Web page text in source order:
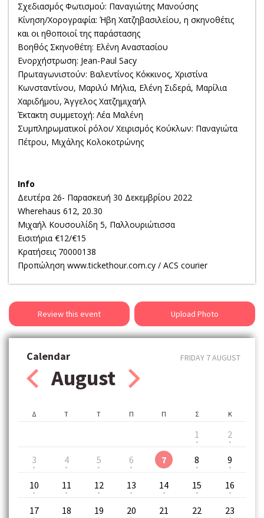
Σχεδιασμός Φωτισμού: Παναγιώτης Μανούσης
Κίνηση/Χορογραφία: Ήβη Χατζηβασιλείου, η σκηνοθέτις
και οι ηθοποιοί της παράστασης
Βοηθός Σκηνοθέτη: Ελένη Αναστασίου
Ενορχήστρωση: Jean-Paul Sacy
Πρωταγωνιστούν: Βαλεντίνος Κόκκινος, Χριστίνα
Κωνσταντίνου, Μαριλύ Μήλια, Ελένη Σιδερά, Μαρίλια
Χαριδήμου, Άγγελος Χατζημιχαήλ
Έκτακτη συμμετοχή: Λέα Μαλένη
Συμπληρωματικοί ρόλοι/ Χειρισμός Κούκλων: Παναγιώτα
Πέτρου, Μιχάλης Κολοκοτρώνης
Ιnfo
Δευτέρα 26- Παρασκευή 30 Δεκεμβρίου 2022
Wherehaus 612, 20.30
Μιχαήλ Κουσουλίδη 5, Παλλουριώτισσα
Εισιτήρια €12/€15
Κρατήσεις 70000138
Προπώληση www.tickethour.com.cy / ACS courier
Review this event Upload Photo
Calendar
August
FRIDAY 7 AUGUST
Δ Τ Τ Π Π Σ
1
Κ
2
3 4 5 6 7 8 9
10 11 12 13 14 15 16
17 18 19 20 21 22 23